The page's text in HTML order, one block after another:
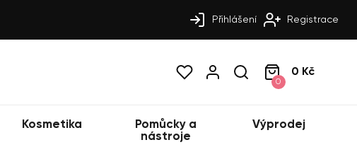
Přihlášení Registrace
0
0 Kč
Kosmetika
Pomůcky a
nástroje
Výprodej